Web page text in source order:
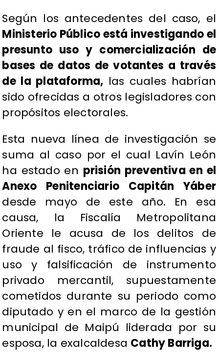
Según los antecedentes del caso, el
Ministerio Público está investigando el
presunto uso y comercialización de
bases de datos de votantes a través
de la plataforma, las cuales habrían
sido ofrecidas a otros legisladores con
propósitos electorales.
Esta nueva línea de investigación se
suma al caso por el cual Lavín León
ha estado en prisión preventiva en el
Anexo Penitenciario Capitán Yáber
desde mayo de este año. En esa
causa, la Fiscalía Metropolitana
Oriente le acusa de los delitos de
fraude al fisco, tráfico de influencias y
uso y falsificación de instrumento
privado mercantil, supuestamente
cometidos durante su periodo como
diputado y en el marco de la gestión
municipal de Maipú liderada por su
esposa, la exalcaldesa Cathy Barriga.